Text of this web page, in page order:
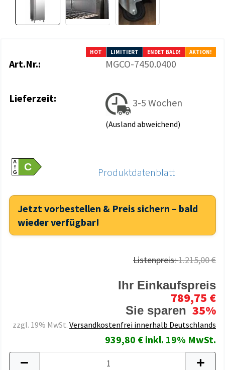
HOT LIMITIERT ENDET BALD! AKTION!
Art.Nr.: MGCO-7450.0400
Lieferzeit: 3-5 Wochen
(Ausland abweichend)
A
GC Produktdatenblatt
Jetzt vorbestellen & Preis sichern – bald
wieder verfügbar!
Listenpreis:1.215,00 €
Ihr Einkaufspreis
789,75 €
Sie sparen 35%
zzgl. 19% MwSt. Versandkostenfrei innerhalb Deutschlands
939,80 € inkl. 19% MwSt.